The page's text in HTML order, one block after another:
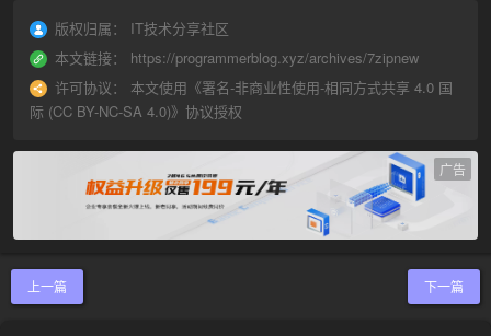
版权归属：
IT技术分享社区
本文链接：
https://programmerblog.xyz/archives/7zipnew
许可协议：
本文使用《署名-非商业性使用-相同方式共享 4.0 国
际 (CC BY-NC-SA 4.0)》协议授权
广告
上一篇 下一篇